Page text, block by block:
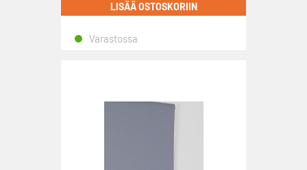
LISÄÄ OSTOSKORIIN
Varastossa